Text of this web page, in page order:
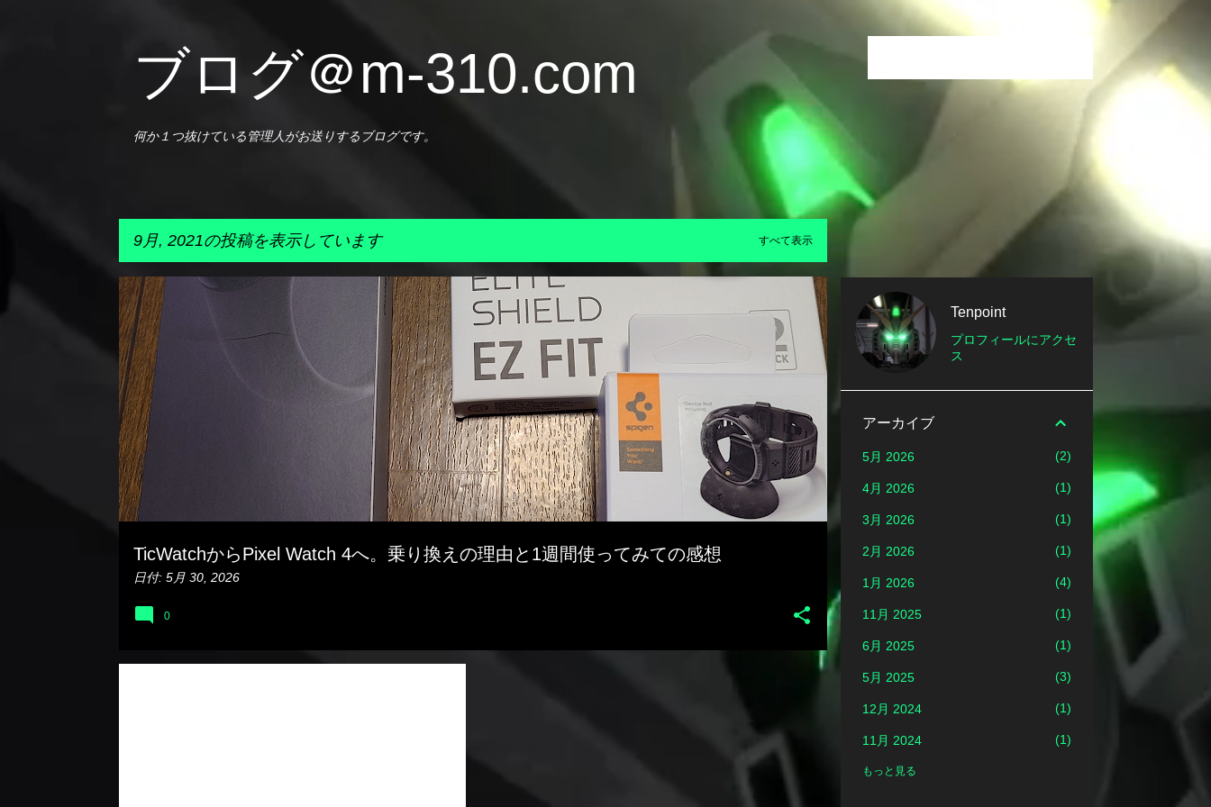
ブログ＠m-310.com
何か１つ抜けている管理人がお送りするブログです。
9月, 2021の投稿を表示しています すべて表示
投
稿
TicWatchからPixel Watch 4へ。乗り換えの理由と1週間使ってみての感想
日付: 5月 30, 2026
ガジェット
0
Tenpoint
プロフィールにアクセ
ス
アーカイブ
5月 2026 2
4月 2026 1
3月 2026 1
2月 2026 1
1月 2026 4
11月 2025 1
6月 2025 1
5月 2025 3
12月 2024 1
11月 2024 1
7月 2024
もっと見る